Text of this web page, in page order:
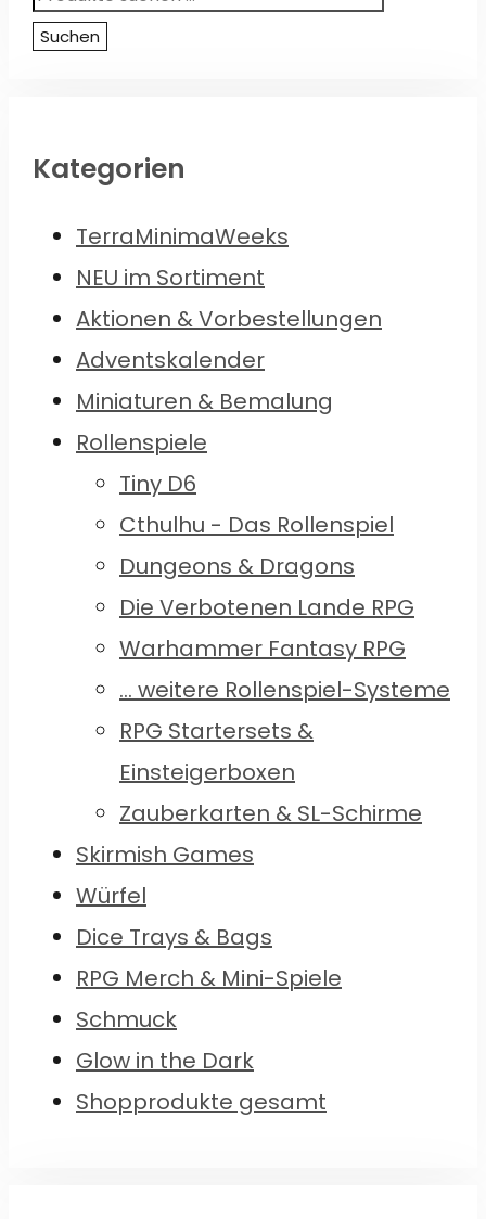
nach:
Suchen
Kategorien
TerraMinimaWeeks
NEU im Sortiment
Aktionen & Vorbestellungen
Adventskalender
Miniaturen & Bemalung
Rollenspiele
Tiny D6
Cthulhu - Das Rollenspiel
Dungeons & Dragons
Die Verbotenen Lande RPG
Warhammer Fantasy RPG
... weitere Rollenspiel-Systeme
RPG Startersets &
Einsteigerboxen
Zauberkarten & SL-Schirme
Skirmish Games
Würfel
Dice Trays & Bags
RPG Merch & Mini-Spiele
Schmuck
Glow in the Dark
Shopprodukte gesamt